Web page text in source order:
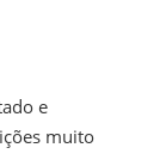
e
muito